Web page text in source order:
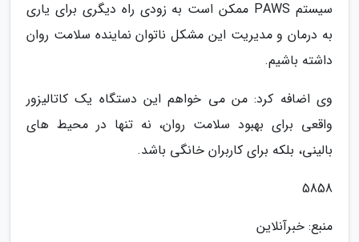
سیستم PAWS ممکن است به زودی راه دیگری برای یاری
به درمان و مدیریت این مشکل ناتوان نماینده سلامت روان
داشته باشیم.
وی اضافه کرد: من می خواهم این دستگاه یک کاتالیزور
واقعی برای بهبود سلامت روان، نه تنها در محیط های
بالینی، بلکه برای کاربران خانگی باشد.
5858
منبع: خبرآنلاین